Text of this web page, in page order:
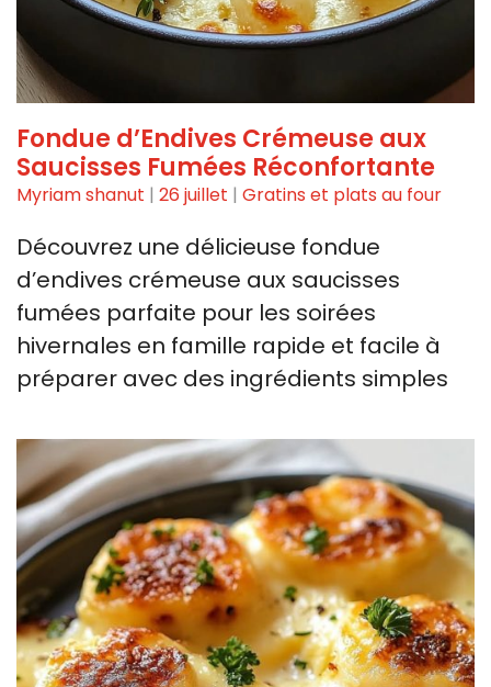
Fondue d’Endives Crémeuse aux
Saucisses Fumées Réconfortante
Myriam shanut | 26 juillet | Gratins et plats au four
Découvrez une délicieuse fondue
d’endives crémeuse aux saucisses
fumées parfaite pour les soirées
hivernales en famille rapide et facile à
préparer avec des ingrédients simples